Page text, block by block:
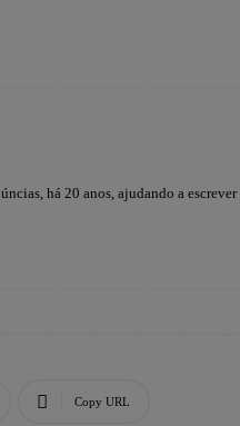
há 20 anos, ajudando a escrever
Copy URL